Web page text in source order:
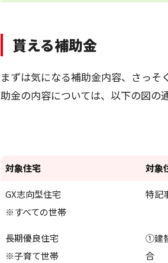
貰える補助金
まずは気になる補助金内容、さっそ
助金の内容については、以下の図の
対象住宅 対象
GX志向型住宅
※すべての世帯
特記
長期優良住宅
※子育て世帯
①建
合